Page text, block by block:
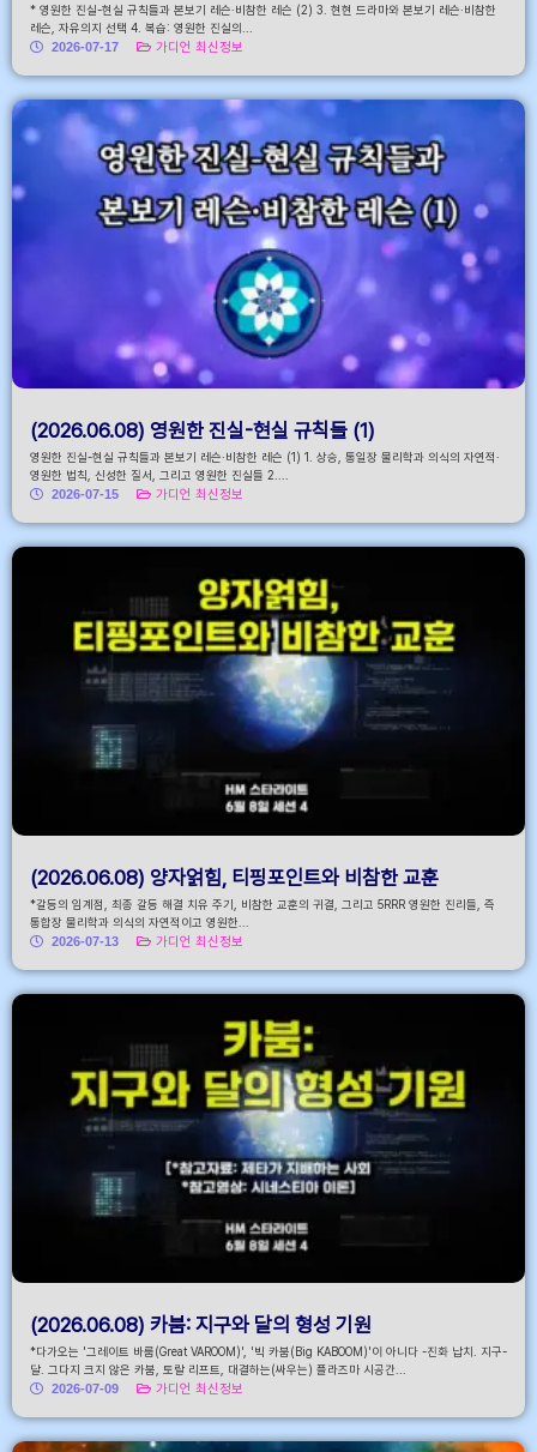
* 영원한 진실-현실 규칙들과 본보기 레슨·비참한 레슨 (2) 3. 현현 드라마와 본보기 레슨·비참한
레슨, 자유의지 선택 4. 복습: 영원한 진실의...
2026-07-17
가디언 최신정보
(2026.06.08) 영원한 진실-현실 규칙들 (1)
영원한 진실-현실 규칙들과 본보기 레슨·비참한 레슨 (1) 1. 상승, 통일장 물리학과 의식의 자연적·
영원한 법칙, 신성한 질서, 그리고 영원한 진실들 2....
2026-07-15
가디언 최신정보
(2026.06.08) 양자얽힘, 티핑포인트와 비참한 교훈
*갈등의 임계점, 최종 갈등 해결 치유 주기, 비참한 교훈의 귀결, 그리고 5RRR 영원한 진리들, 즉
통합장 물리학과 의식의 자연적이고 영원한...
2026-07-13
가디언 최신정보
(2026.06.08) 카붐: 지구와 달의 형성 기원
*다가오는 '그레이트 바룸(Great VAROOM)', '빅 카붐(Big KABOOM)'이 아니다 -진화 납치. 지구-
달. 그다지 크지 않은 카붐, 토랄 리프트, 대결하는(싸우는) 플라즈마 시공간...
2026-07-09
가디언 최신정보